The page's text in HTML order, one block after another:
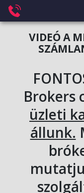
VIDEÓ A
Brokers
üzleti
állunk.